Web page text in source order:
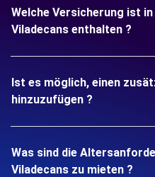
Welche Versicherung ist
Viladecans enthalten ?
Ist es möglich, einen
hinzuzufügen ?
Was sind die
Viladecans zu mieten ?